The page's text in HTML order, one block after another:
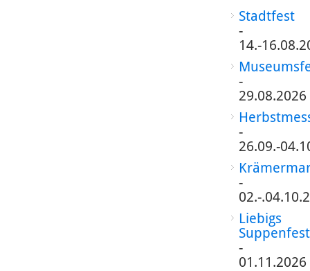
Stadtfest
-
14.-
-
29.08.2026
-
26.09.-
-
02.-
Liebigs
Suppenfest
-
01.11.2026